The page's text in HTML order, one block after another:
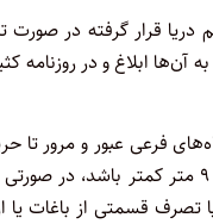
قرار گرفته در صورت
ابلاغ و در روزنامه
فرعی عبور و مرور تا
راه‌های فرعی از یکدیگر نباید از شش کیلومتر
قسمتی از باغات یا